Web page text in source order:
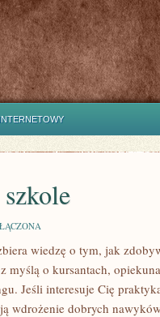
wiedzę o tym, jak
myślą o kursantach,
Jeśli interesuje Cię
wdrożenie dobrych